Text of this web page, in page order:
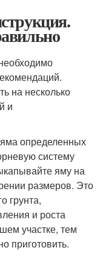
на несколько
и
определенных
систему
яму на
размеров. Это
грунта,
и роста
участке, тем
приготовить.